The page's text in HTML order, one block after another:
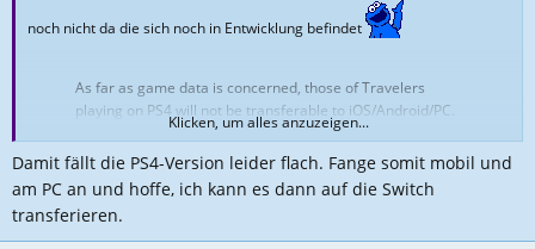
noch nicht da die sich noch in Entwicklung befindet
As far as game data is concerned, those of Travelers
playing on PS4 will not be transferable to iOS/Android/PC.
However, regarding gameplay, Travelers playing on PS4
will be able to invite Travelers playing on other platforms
to join their world in coop mode (and vice versa)!
https://t.co/OYPjtwxJk1
— Genshin Impact (@GenshinImpact)August 29, 2020
Klicken, um alles anzuzeigen...
Damit fällt die PS4-Version leider flach. Fange somit mobil und
am PC an und hoffe, ich kann es dann auf die Switch
transferieren.